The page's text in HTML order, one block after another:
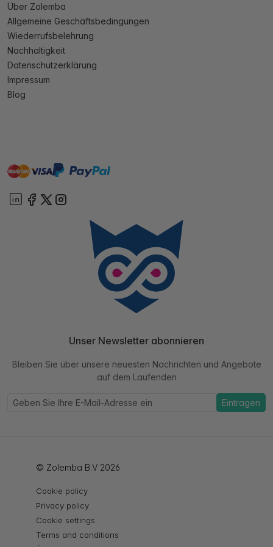
Über Zolemba
Allgemeine Geschäftsbedingungen
Wiederrufsbelehrung
Nachhaltigkeit
Datenschutzerklärung
Impressum
Blog
mastervisa paypal
Unser Newsletter abonnieren
Bleiben Sie über unsere neuesten Nachrichten und Angebote
auf dem Laufenden
Eintragen
© Zolemba B.V 2026
Cookie policy
Privacy policy
Cookie settings
Terms and conditions